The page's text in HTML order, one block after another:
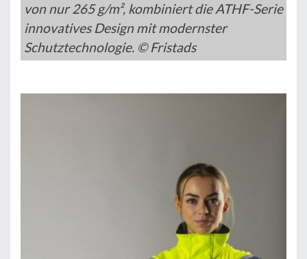
von nur 265 g/m², kombiniert die ATHF-Serie
innovatives Design mit modernster
Schutztechnologie. © Fristads